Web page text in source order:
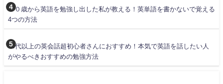
３０歳から英語を勉強し出した私が教える！英単語を書かないで覚える
4つの方法
30代以上の英会話超初心者さんにおすすめ！本気で英語を話したい人
がやるべきおすすめの勉強方法